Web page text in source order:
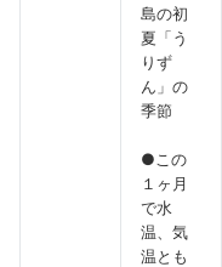
島の初
夏「う
りず
ん」の
季節
●この
１ヶ月
で水
温、気
温とも